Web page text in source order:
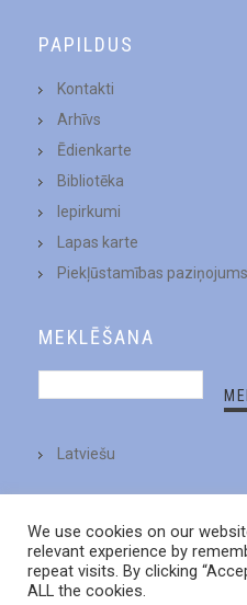
PAPILDUS
Kontakti
Arhīvs
Ēdienkarte
Bibliotēka
Iepirkumi
Lapas karte
Piekļūstamības paziņojums
MEKLĒŠANA
Latviešu
We use cookies on our
relevant experience by
repeat visits. By clicking
ALL the cookies.